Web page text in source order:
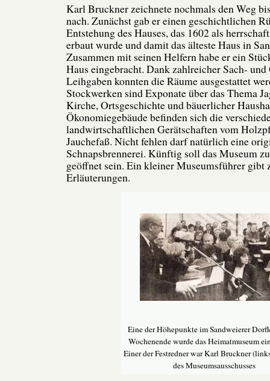
Karl Bruckner zeichnete nochmals den Weg
nach. Zunächst gab er einen geschichtlichen
Entstehung des Hauses, das 1602 als
erbaut wurde und damit das älteste Haus in
Zusammen mit seinen Helfern habe er ein
Haus eingebracht. Dank zahlreicher Sach- und
Leihgaben konnten die Räume ausgestattet
Stockwerken sind Exponate über das Thema
Kirche, Ortsgeschichte und bäuerlicher
Ökonomiegebäude befinden sich die
landwirtschaftlichen Gerätschaften vom
Jauchefaß. Nicht fehlen darf natürlich eine
Schnapsbrennerei. Künftig soll das Museum
geöffnet sein. Ein kleiner Museumsführer gibt
Erläuterungen.
Eine der Höhepunkte im Sandweierer
Wochenende wurde das Heimatmuseum
Einer der Festredner war Karl Bruckner
des Museumsausschusses